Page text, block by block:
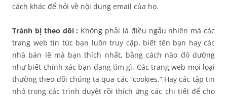
cách khác để hỏi về nội dung email của họ.
Tránh bị theo dõi : Không phải là điều ngẫu nhiên mà các
trang web tin tức bạn luôn truy cập, biết tên bạn hay các
nhà bán lẽ mà bạn thích nhất, bằng cách nào đó dường
như biết chính xác bạn đang tìm gì. Các trang web mọi loại
thường theo dõi chúng ta qua các “cookies.” Hay các tập tin
nhỏ trong các trình duyệt rồi thích ứng các chi tiết để cho